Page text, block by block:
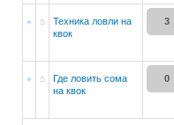
Техника ловли на
квок
3
Где ловить сома
на квок
0